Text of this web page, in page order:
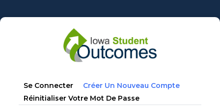
au
Onglets
principaux
Se Connecter Créer Un Nouveau Compte
Réinitialiser Votre Mot De Passe